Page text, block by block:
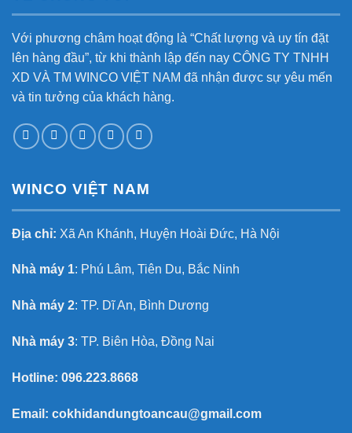
Với phương châm hoạt động là “Chất lượng và uy tín đặt
lên hàng đầu”, từ khi thành lập đến nay CÔNG TY TNHH
XD VÀ TM WINCO VIỆT NAM đã nhận được sự yêu mến
và tin tưởng của khách hàng.
WINCO VIỆT NAM
Địa chỉ: Xã An Khánh, Huyện Hoài Đức, Hà Nội
Nhà máy 1: Phú Lâm, Tiên Du, Bắc Ninh
Nhà máy 2: TP. Dĩ An, Bình Dương
Nhà máy 3: TP. Biên Hòa, Đồng Nai
Hotline: 096.223.8668
Email: cokhidandungtoancau@gmail.com